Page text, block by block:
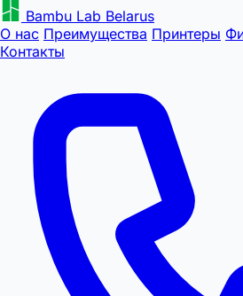
Bambu Lab Belarus
О нас Преимущества Принтеры
Контакты